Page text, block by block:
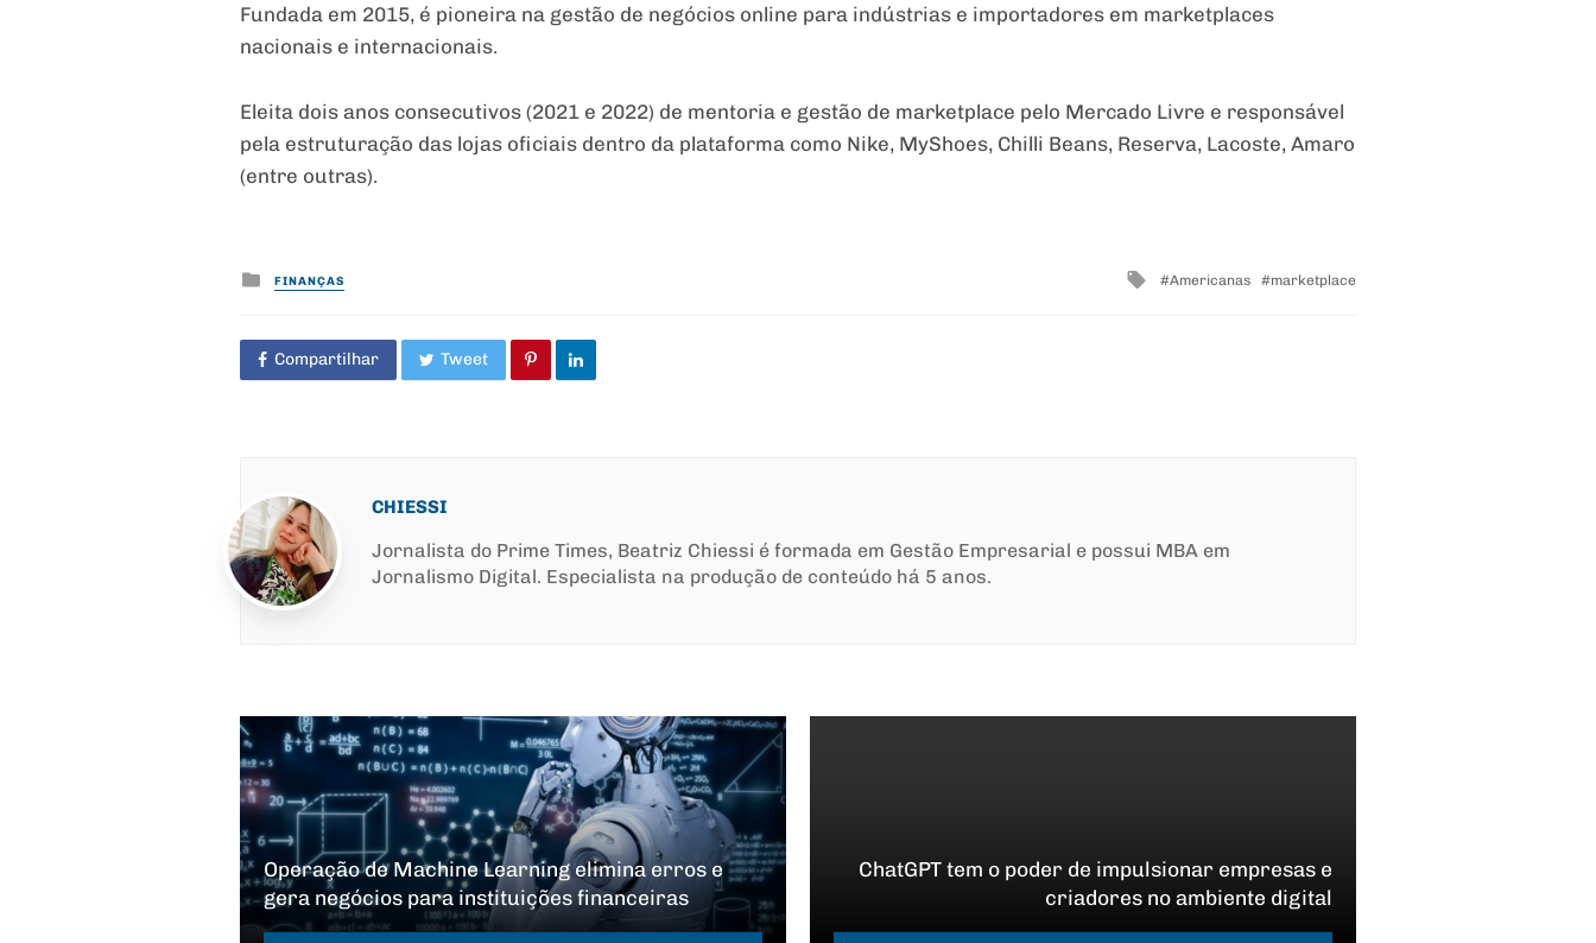
Fundada em 2015, é pioneira na gestão de negócios online para indústrias e importadores em marketplaces
nacionais e internacionais.
Eleita dois anos consecutivos (2021 e 2022) de mentoria e gestão de marketplace pelo Mercado Livre e responsável
pela estruturação das lojas oficiais dentro da plataforma como Nike, MyShoes, Chilli Beans, Reserva, Lacoste, Amaro
(entre outras).
Posted
in
FINANÇAS
Tagged
Americanas marketplace
Compartilhar Tweet
CHIESSI
Jornalista do Prime Times, Beatriz Chiessi é formada em Gestão Empresarial e possui MBA em
Jornalismo Digital. Especialista na produção de conteúdo há 5 anos.
Operação de Machine Learning elimina erros e
gera negócios para instituições financeiras
ChatGPT tem o poder de impulsionar empresas e
criadores no ambiente digital